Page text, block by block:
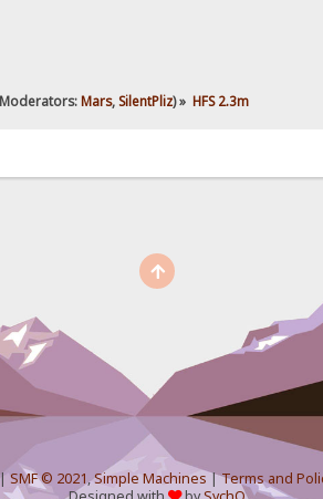
Mars,SilentPliz) » HFS 2.3m
SMF © 2021,Simple Machines|Terms and